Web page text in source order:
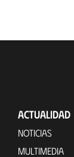
ACTUALIDAD
NOTICIAS
MULTIMEDIA